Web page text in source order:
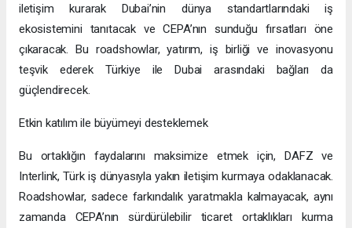
iletişim kurarak Dubai’nin dünya standartlarındaki iş
ekosistemini tanıtacak ve CEPA’nın sunduğu fırsatları öne
çıkaracak. Bu roadshowlar, yatırım, iş birliği ve inovasyonu
teşvik ederek Türkiye ile Dubai arasındaki bağları da
güçlendirecek.
Etkin katılım ile büyümeyi desteklemek
Bu ortaklığın faydalarını maksimize etmek için, DAFZ ve
Interlink, Türk iş dünyasıyla yakın iletişim kurmaya odaklanacak.
Roadshowlar, sadece farkındalık yaratmakla kalmayacak, aynı
zamanda CEPA’nın sürdürülebilir ticaret ortaklıkları kurma